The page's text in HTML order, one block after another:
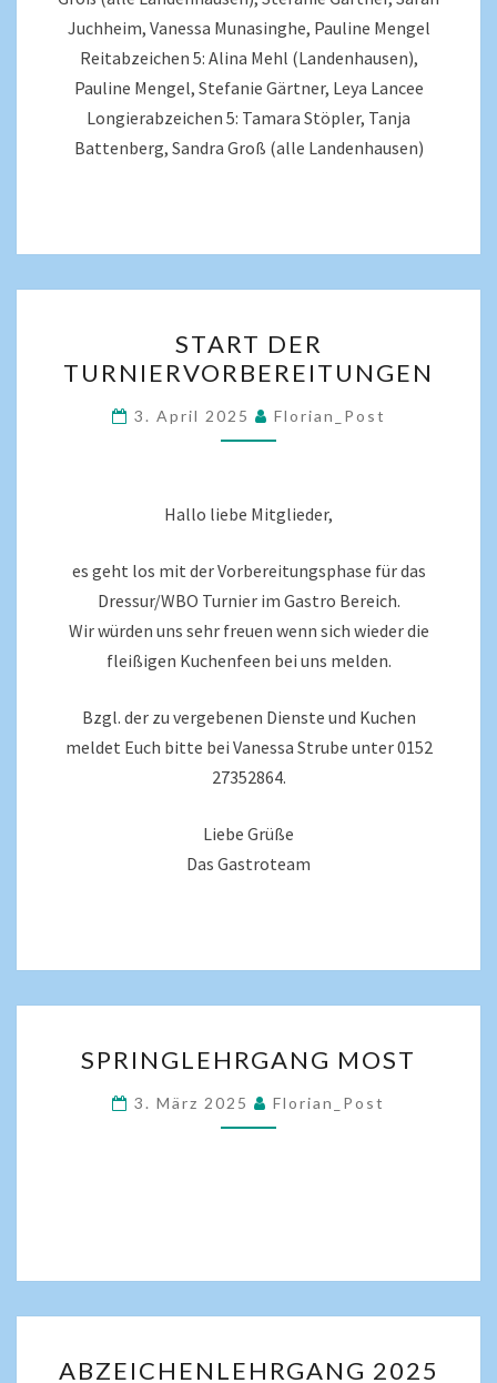
Juchheim, Vanessa Munasinghe, Pauline Mengel
Reitabzeichen 5: Alina Mehl (Landenhausen),
Pauline Mengel, Stefanie Gärtner, Leya Lancee
Longierabzeichen 5: Tamara Stöpler, Tanja
Battenberg, Sandra Groß (alle Landenhausen)
START DER
TURNIERVORBEREITUNGEN
3. April 2025 Florian_Post
Hallo liebe Mitglieder,
es geht los mit der Vorbereitungsphase für das
Dressur/WBO Turnier im Gastro Bereich.
Wir würden uns sehr freuen wenn sich wieder die
fleißigen Kuchenfeen bei uns melden.
Bzgl. der zu vergebenen Dienste und Kuchen
meldet Euch bitte bei Vanessa Strube unter 0152
27352864.
Liebe Grüße
Das Gastroteam
SPRINGLEHRGANG MOST
3. März 2025 Florian_Post
ABZEICHENLEHRGANG 2025